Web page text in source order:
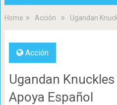
Home Acción Ugandan
Acción
Ugandan
Apoya Español